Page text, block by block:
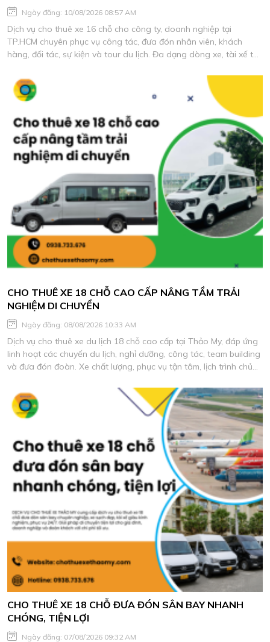
Ngày đăng: 10/08/2026 08:57 AM
Dịch vụ cho thuê xe 16 chỗ cho công ty, doanh nghiệp tại
TP.HCM chuyên phục vụ công tác, đưa đón nhân viên, khách
hàng, đối tác, sự kiện và tour du lịch. Đa dạng dòng xe, tài xế tận
hoạt.
CHO THUÊ XE 18 CHỖ CAO CẤP NÂNG TẦM TRẢI
NGHIỆM DI CHUYỂN
Ngày đăng: 08/08/2026 10:33 AM
Dịch vụ cho thuê xe du lịch 18 chỗ cao cấp tại Thảo My, đáp ứng
linh hoạt các chuyến du lịch, nghỉ dưỡng, công tác, team building
và đưa đón đoàn. Xe chất lượng, phục vụ tận tâm, lịch trình chủ
CHO THUÊ XE 18 CHỖ ĐƯA ĐÓN SÂN BAY NHANH
CHÓNG, TIỆN LỢI
Ngày đăng: 07/08/2026 09:32 AM